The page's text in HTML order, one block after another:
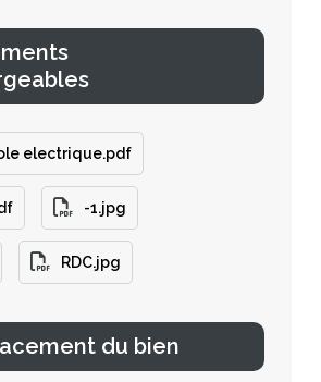
electrique.pdf
-1.jpg
RDC.jpg
du bien